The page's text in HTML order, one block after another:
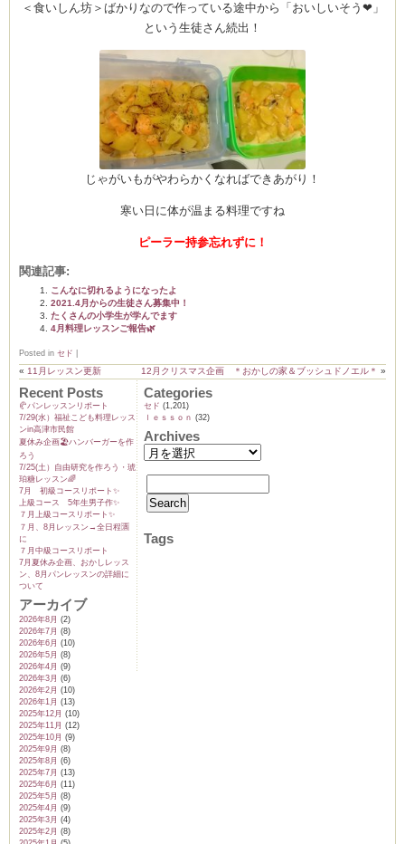
by CEDO)
＜食いしん坊＞ばかりなので作っている途中から「おいしいそう❤」
という生徒さん続出！
じゃがいもがやわらかくなればできあがり！
寒い日に体が温まる料理ですね
ピーラー持参忘れずに！
関連記事:
こんなに切れるようになったよ
2021.4月からの生徒さん募集中！
たくさんの小学生が学んでます
4月料理レッスンご報告🌿
Posted in セド
« 11月レッスン更新 12月クリスマス企画 ＊おかしの家＆ブッシュドノエル＊ »
Recent Posts
🥐パンレッスンリポート
7/29(水）福祉こども料理レッス
ンin高津市民館
夏休み企画🏖️ハンバーガーを作
ろう
7/25(土）自由研究を作ろう・琥
珀糖レッスン🌈
7月 初級コースリポート✨️
上級コース 5年生男子作✨️
７月上級コースリポート✨️
７月、8月レッスン→全日程🈵
に
７月中級コースリポート
7月夏休み企画、おかしレッス
ン、8月パンレッスンの詳細に
ついて
アーカイブ
2026年8月 (2)
2026年7月 (8)
2026年6月 (10)
2026年5月 (8)
2026年4月 (9)
2026年3月 (6)
2026年2月 (10)
2026年1月 (13)
2025年12月 (10)
2025年11月 (12)
2025年10月 (9)
2025年9月 (8)
2025年8月 (6)
2025年7月 (13)
2025年6月 (11)
2025年5月 (8)
2025年4月 (9)
2025年3月 (4)
2025年2月 (8)
Categories
セド (1,201)
ｌｅｓｓｏｎ (32)
Archives
Tags